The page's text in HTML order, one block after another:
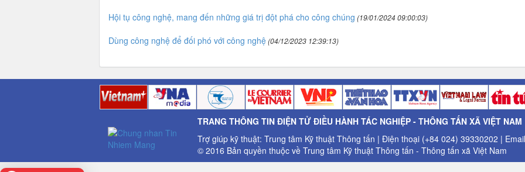
Hội tụ công nghệ, mang đến những giá trị đột phá cho công chúng (19/01/2024 09:00:03)
Dùng công nghệ để đối phó với công nghệ(04/12/2023 12:39:13)
TRANG THÔNG TIN ĐIỆN TỬ ĐIỀU HÀNH TÁC NGHIỆP - THÔNG TẤN XÃ VIỆT NAM
Trợ giúp kỹ thuật: Trung tâm Kỹ thuật Thông tấn | Điện thoại (+84 024) 39330202 |
© 2016 Bản quyền thuộc về Trung tâm Kỹ thuật Thông tấn - Thông tấn xã Việt Nam